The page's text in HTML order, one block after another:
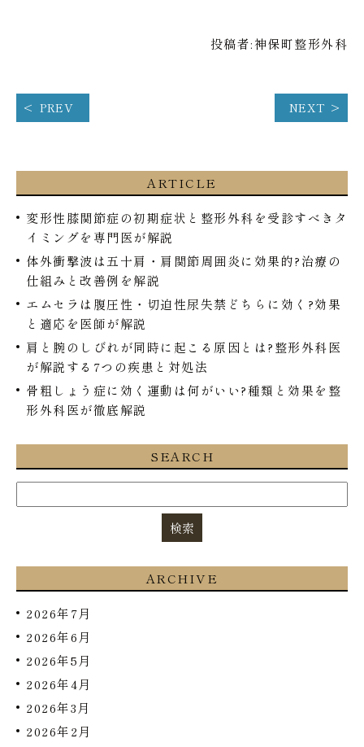
投稿者:神保町整形外科
PREV NEXT
ARTICLE
変形性膝関節症の初期症状と整形外科を受診すべきタ
イミングを専門医が解説
体外衝撃波は五十肩・肩関節周囲炎に効果的?治療の
仕組みと改善例を解説
エムセラは腹圧性・切迫性尿失禁どちらに効く?効果
と適応を医師が解説
肩と腕のしびれが同時に起こる原因とは?整形外科医
が解説する7つの疾患と対処法
骨粗しょう症に効く運動は何がいい?種類と効果を整
形外科医が徹底解説
SEARCH
ARCHIVE
2026年7月
2026年6月
2026年5月
2026年4月
2026年3月
2026年2月